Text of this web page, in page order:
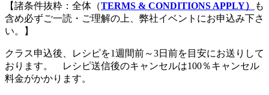
【諸条件抜粋：全体（TERMS & CONDITIONS APPLY）
も
含め必ずご一読・ご理解の上、弊社イベントにお申込み下さ
い。】
クラス申込後、レシピを1週間前～3日前を目安にお送りして
おります。 レシピ送信後のキャンセルは100％キャンセル
料金がかかります。